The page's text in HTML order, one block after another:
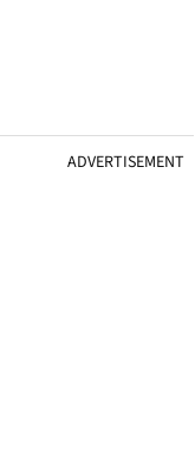
ADVERTISEMENT